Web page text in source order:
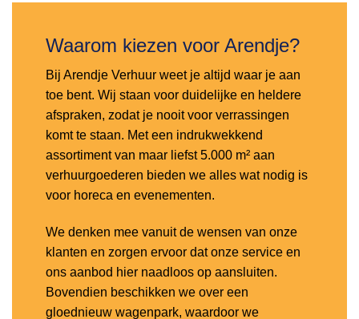
Waarom kiezen voor Arendje?
Bij Arendje Verhuur weet je altijd waar je aan
toe bent. Wij staan voor duidelijke en heldere
afspraken, zodat je nooit voor verrassingen
komt te staan. Met een indrukwekkend
assortiment van maar liefst 5.000 m² aan
verhuurgoederen bieden we alles wat nodig is
voor horeca en evenementen.
We denken mee vanuit de wensen van onze
klanten en zorgen ervoor dat onze service en
ons aanbod hier naadloos op aansluiten.
Bovendien beschikken we over een
gloednieuw wagenpark, waardoor we